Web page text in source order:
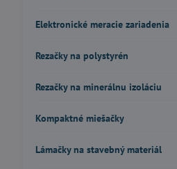
Elektronické meracie zariadenia
Rezačky na polystyrén
Rezačky na minerálnu izoláciu
Kompaktné miešačky
Lámačky na stavebný materiál